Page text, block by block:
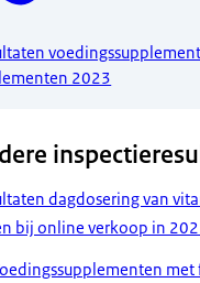
2023
dagdosering van
bij online verkoop in